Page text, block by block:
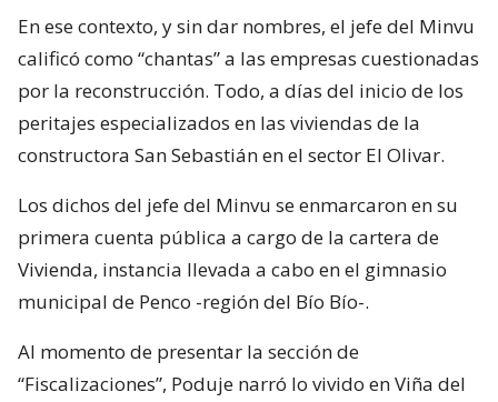
En ese contexto, y sin dar nombres, el jefe del Minvu
calificó como “chantas” a las empresas cuestionadas
por la reconstrucción. Todo, a días del inicio de los
peritajes especializados en las viviendas de la
constructora San Sebastián en el sector El Olivar.
Los dichos del jefe del Minvu se enmarcaron en su
primera cuenta pública a cargo de la cartera de
Vivienda, instancia llevada a cabo en el gimnasio
municipal de Penco -región del Bío Bío-.
Al momento de presentar la sección de
“Fiscalizaciones”, Poduje narró lo vivido en Viña del